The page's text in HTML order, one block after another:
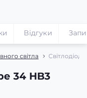
світла
34 HB3
Відгуки